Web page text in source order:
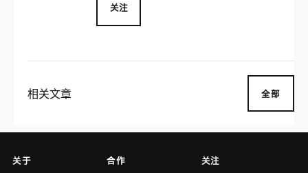
棒中，对大脑健康有帮助的成分包括猴头菇
（刺激脑细胞生长）、南非醉茄（舒缓压
关注
相关文章 全部
关于 合作 关注